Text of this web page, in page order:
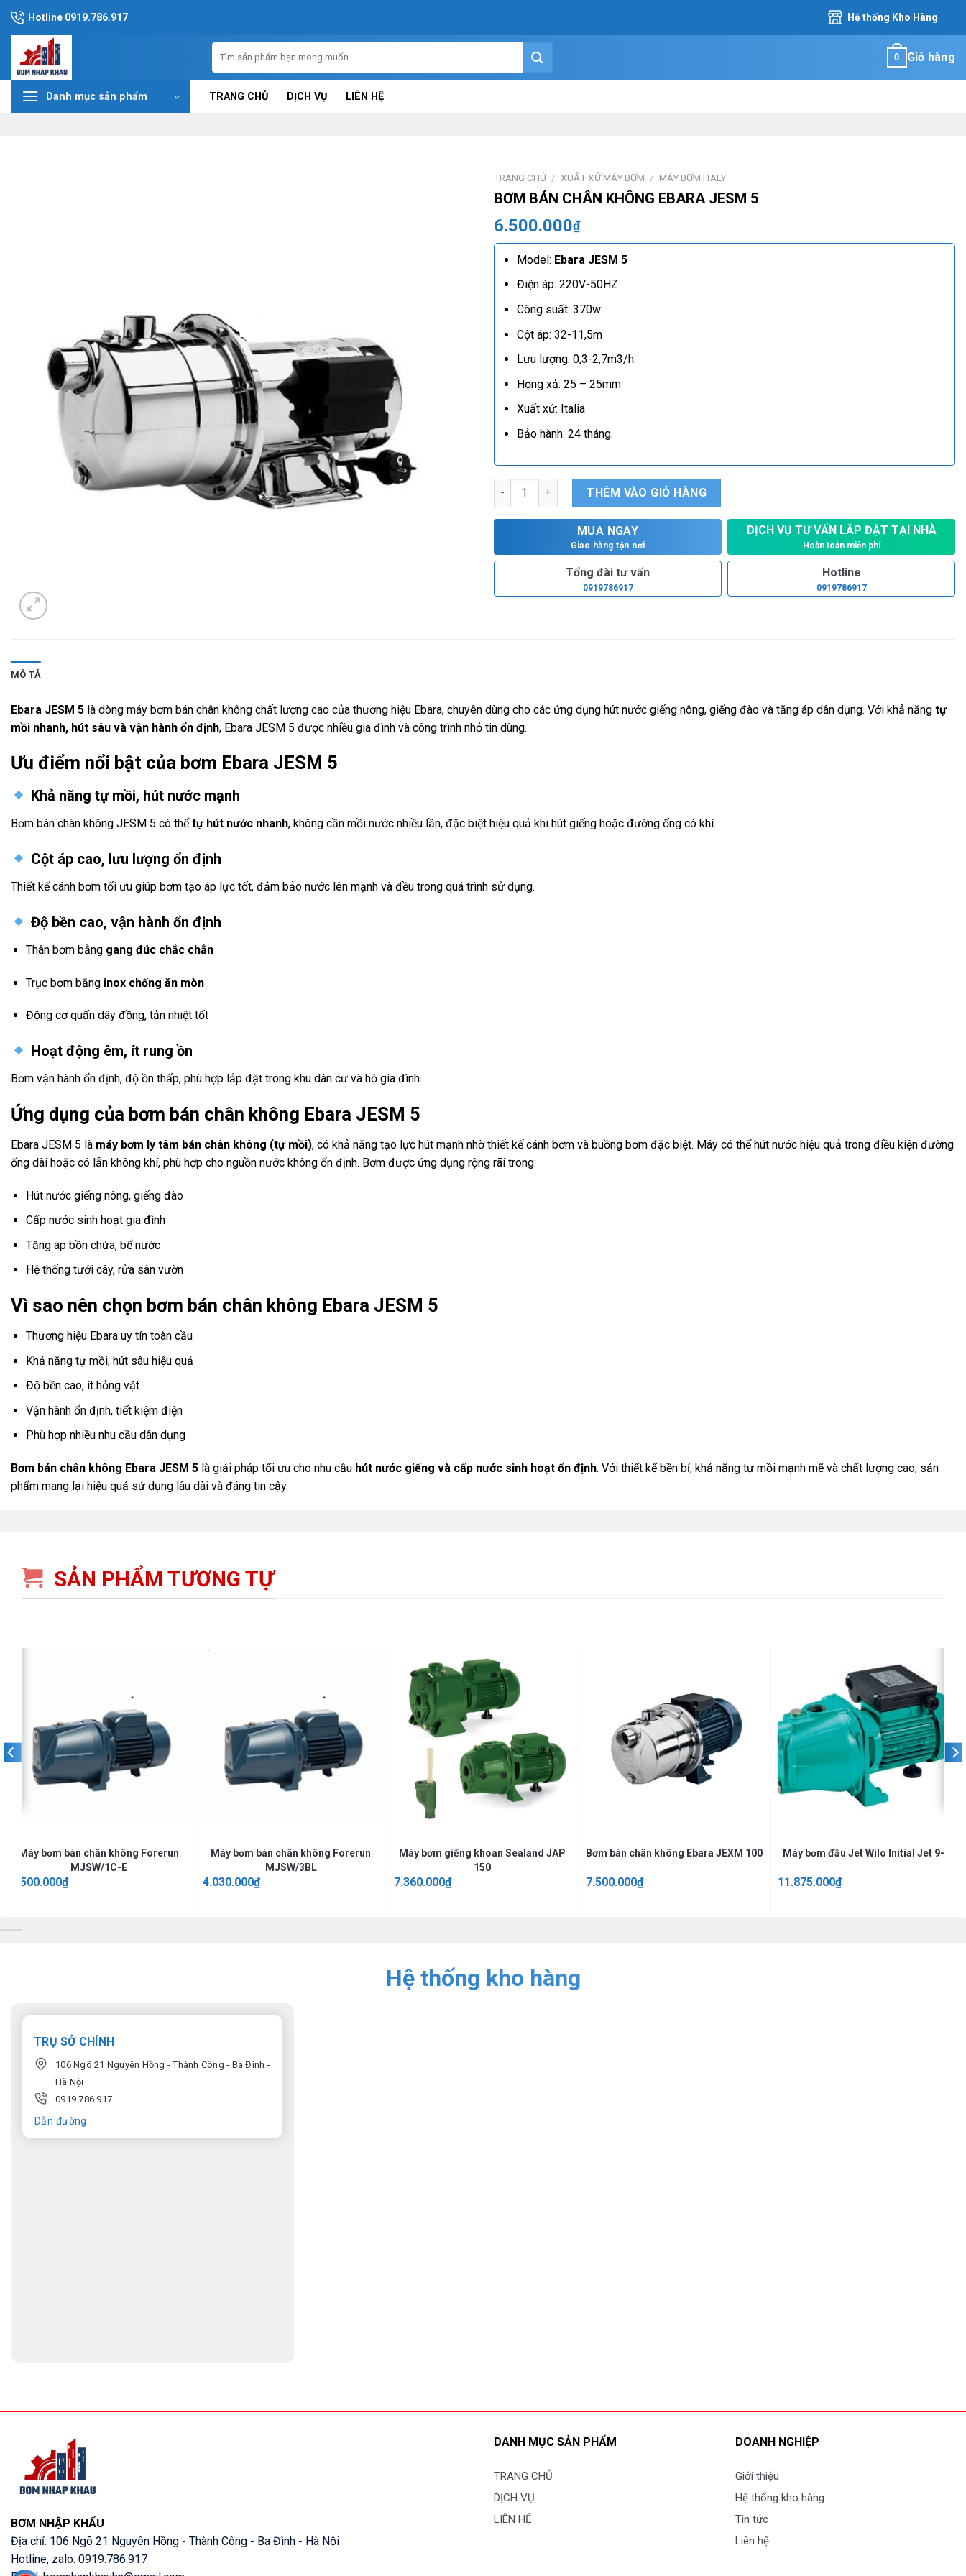
Chuyển
đến
dung
Hotline 0919.786.917 Hệ thống Kho Hàng
kiếm:
Giỏ hàng
0
Danh mục sản phẩm TRANG CHỦ DỊCH VỤ LIÊN HỆ
TRANG CHỦ / XUẤT XỨ MÁY BƠM / MÁY BƠM ITALY
BƠM BÁN CHÂN KHÔNG EBARA JESM 5
6.500.000₫
Model: Ebara JESM 5
Điện áp: 220V-50HZ
Công suất: 370w
Cột áp: 32-11,5m
Lưu lượng: 0,3-2,7m3/h.
Họng xả: 25 – 25mm
Xuất xứ: Italia
Bảo hành: 24 tháng.
Bơm bán chân không Ebara JESM 5 số lượng
THÊM VÀO GIỎ HÀNG
MUA NGAY
Giao hàng tận nơi
DỊCH VỤ TƯ VẤN LẮP ĐẶT TẠI NHÀ
Hoàn toàn miễn phí
Tổng đài tư vấn
0919786917
Hotline
0919786917
MÔ TẢ
Ebara JESM 5 là dòng máy bơm bán chân không chất lượng cao của thương hiệu Ebara, chuyên dùng cho các ứng dụng hút nước giếng nông, giếng đào và tăng áp dân dụng. Với khả năng tự
mồi nhanh, hút sâu và vận hành ổn định, Ebara JESM 5 được nhiều gia đình và công trình nhỏ tin dùng.
Ưu điểm nổi bật của bơm Ebara JESM 5
Khả năng tự mồi, hút nước mạnh
Bơm bán chân không JESM 5 có thểtự hút nước nhanh, không cần mồi nước nhiều lần, đặc biệt hiệu quả khi hút giếng hoặc đường ống có khí.
Cột áp cao, lưu lượng ổn định
Thiết kế cánh bơm tối ưu giúp bơm tạo áp lực tốt, đảm bảo nước lên mạnh và đều trong quá trình sử dụng.
Độ bền cao, vận hành ổn định
Thân bơm bằng gang đúc chắc chắn
Trục bơm bằng inox chống ăn mòn
Động cơ quấn dây đồng, tản nhiệt tốt
Hoạt động êm, ít rung ồn
Bơm vận hành ổn định, độ ồn thấp, phù hợp lắp đặt trong khu dân cư và hộ gia đình.
Ứng dụng của bơm bán chân không Ebara JESM 5
Ebara JESM 5 là máy bơm ly tâm bán chân không (tự mồi), có khả năng tạo lực hút mạnh nhờ thiết kế cánh bơm và buồng bơm đặc biệt. Máy có thể hút nước hiệu quả trong điều kiện đường
ống dài hoặc có lẫn không khí, phù hợp cho nguồn nước không ổn định. Bơm được ứng dụng rộng rãi trong:
Hút nước giếng nông, giếng đào
Cấp nước sinh hoạt gia đình
Tăng áp bồn chứa, bể nước
Hệ thống tưới cây, rửa sân vườn
Vì sao nên chọn bơm bán chân không Ebara JESM 5
Thương hiệu Ebarauy tín toàn cầu
Khả năng tự mồi, hút sâu hiệu quả
Độ bền cao, ít hỏng vặt
Vận hành ổn định, tiết kiệm điện
Phù hợp nhiều nhu cầu dân dụng
Bơm bán chân không Ebara JESM 5 là giải pháp tối ưu cho nhu cầu hút nước giếng và cấp nước sinh hoạt ổn định. Với thiết kế bền bỉ, khả năng tự mồi mạnh mẽ và chất lượng cao, sản
phẩm mang lại hiệu quả sử dụng lâu dài và đáng tin cậy.
SẢN PHẨM TƯƠNG TỰ
Máy bơm bán chân không Forerun
MJSW/1C-E
1.500.000₫
Máy bơm bán chân không Forerun
MJSW/3BL
4.030.000₫
Máy bơm giếng khoan Sealand JAP
150
7.360.000₫
Bơm bán chân không Ebara JEXM 100
7.500.000₫
Máy bơm đầu Jet Wilo Initial Jet 9-4
11.875.000₫
Hệ thống kho hàng
TRỤ SỞ CHÍNH
106 Ngõ 21 Nguyên Hồng - Thành Công - Ba Đình -
Hà Nội
0919.786.917
Dẫn đường
BƠM NHẬP KHẨU
Địa chỉ: 106 Ngõ 21 Nguyên Hồng - Thành Công - Ba Đình - Hà Nội
Hotline, zalo: 0919.786.917
DANH MỤC SẢN PHẨM
TRANG CHỦ
DỊCH VỤ
LIÊN HỆ
DOANH NGHIỆP
Giới thiệu
Hệ thống kho hàng
Tin tức
Liên hệ